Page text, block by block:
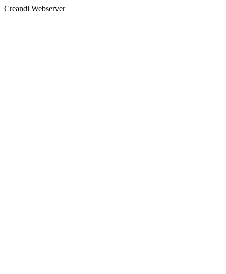
Creandi Webserver